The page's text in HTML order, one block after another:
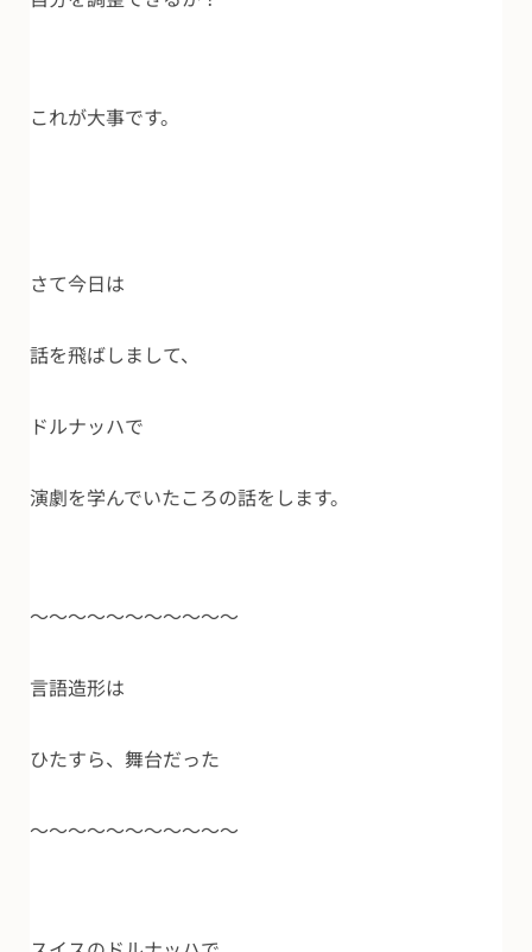
これが大事です。
さて今日は
話を飛ばしまして、
ドルナッハで
演劇を学んでいたころの話をします。
～～～～～～～～～～～
言語造形は
ひたすら、舞台だった
～～～～～～～～～～～